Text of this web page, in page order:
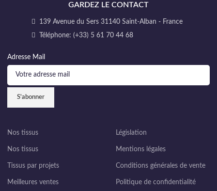
GARDEZ LE CONTACT
139 Avenue du Sers 31140 Saint-Alban - France
Téléphone: (+33) 5 61 70 44 68
Adresse Mail
Nos tissus
Nos tissus
Tissus par projets
Meilleures ventes
Législation
Mentions légales
Conditions générales de vente
Politique de confidentialité